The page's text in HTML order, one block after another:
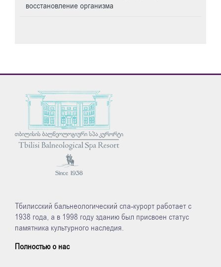
восстановление организма
Тбилисский бальнеологический спа-курорт работает с
1938 года, а в 1998 году зданию был присвоен статус
памятника культурного наследия.
Полностью о нас